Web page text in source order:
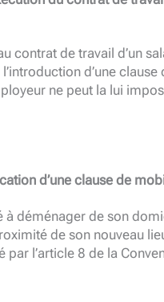
contrat de travail d’un
d’une
ne peut la lui
d’une clause de
à déménager de son
de son nouveau
l’article 8 de la